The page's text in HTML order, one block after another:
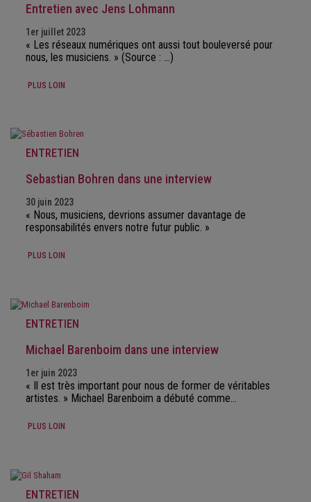
Entretien avec Jens Lohmann
1er juillet 2023
« Les réseaux numériques ont aussi tout bouleversé pour
nous, les musiciens. » (Source : ...)
PLUS LOIN
ENTRETIEN
Sebastian Bohren dans une interview
30 juin 2023
« Nous, musiciens, devrions assumer davantage de
responsabilités envers notre futur public. »
PLUS LOIN
ENTRETIEN
Michael Barenboim dans une interview
1er juin 2023
« Il est très important pour nous de former de véritables
artistes. » Michael Barenboim a débuté comme…
PLUS LOIN
ENTRETIEN